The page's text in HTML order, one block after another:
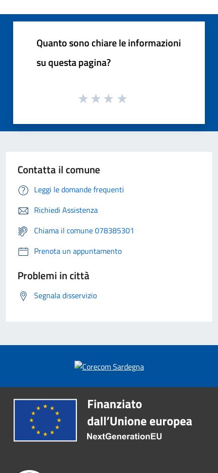
Quanto sono chiare le informazioni
su questa pagina?
Contatta il comune
Leggi le domande frequenti
Richiedi Assistenza
Chiama il comune 078385301
Prenota un appuntamento
Problemi in città
Segnala disservizio